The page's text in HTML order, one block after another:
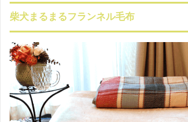
柴犬まるまるフランネル毛布